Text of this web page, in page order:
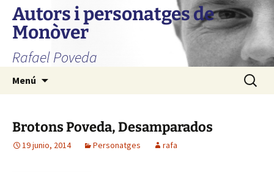
Autors i personatges de
Monòver
Rafael Poveda
Menú Buscar:
Brotons Poveda, Desamparados
19 junio, 2014 Personatges rafa